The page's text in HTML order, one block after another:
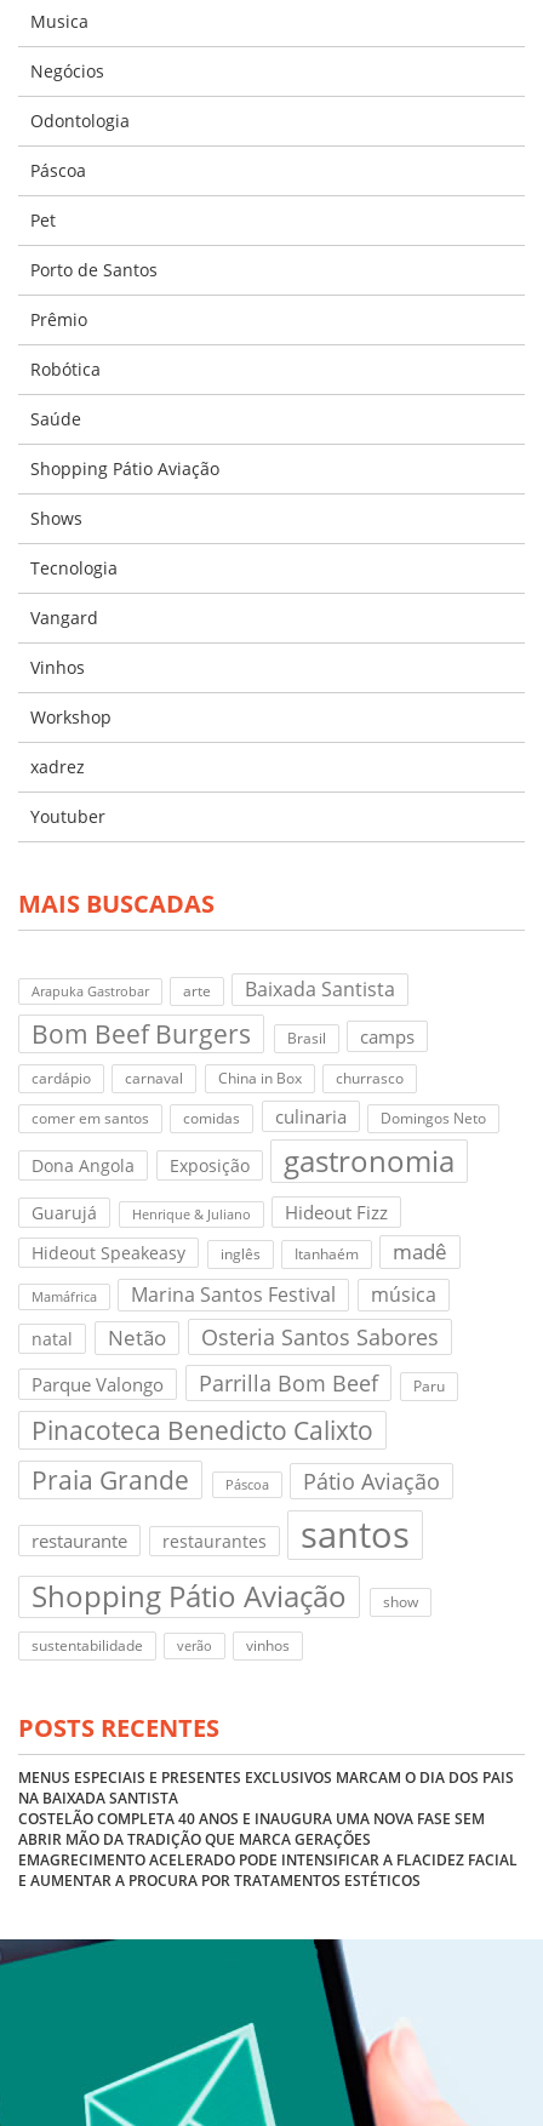
Musica
Negócios
Odontologia
Páscoa
Pet
Porto de Santos
Prêmio
Robótica
Saúde
Shopping Pátio Aviação
Shows
Tecnologia
Vangard
Vinhos
Workshop
xadrez
Youtuber
MAIS BUSCADAS
Arapuka Gastrobar arte Baixada Santista
Bom Beef Burgers Brasil camps
cardápio carnaval China in Box
churrasco
comer em santos
comidas culinaria Domingos Neto
Dona Angola Exposição gastronomia
Guarujá Henrique & Juliano Hideout Fizz
Hideout Speakeasy inglês Itanhaém madê
Mamáfrica Marina Santos Festival música
natal Netão Osteria Santos Sabores
Parque Valongo Parrilla Bom Beef Paru
Pinacoteca Benedicto Calixto
Praia Grande
Páscoa Pátio Aviação
restaurante restaurantes santos
Shopping Pátio Aviação show
sustentabilidade verão vinhos
POSTS RECENTES
MENUS ESPECIAIS E PRESENTES EXCLUSIVOS MARCAM O DIA DOS PAIS
NA BAIXADA SANTISTA
COSTELÃO COMPLETA 40 ANOS E INAUGURA UMA NOVA FASE SEM
ABRIR MÃO DA TRADIÇÃO QUE MARCA GERAÇÕES
EMAGRECIMENTO ACELERADO PODE INTENSIFICAR A FLACIDEZ FACIAL
E AUMENTAR A PROCURA POR TRATAMENTOS ESTÉTICOS